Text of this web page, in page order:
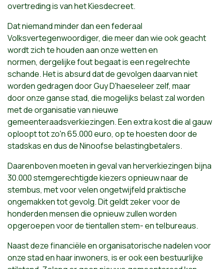
overtreding is van het Kiesdecreet.
Dat niemand minder dan een federaal
Volksvertegenwoordiger, die meer dan wie ook geacht
wordt zich te houden aan onze wetten en
normen, dergelijke fout begaat is een regelrechte
schande. Het is absurd dat de gevolgen daarvan niet
worden gedragen door Guy D'haeseleer zelf, maar
door onze ganse stad, die mogelijks belast zal worden
met de organisatie van nieuwe
gemeenteraadsverkiezingen. Een extra kost die al gauw
oploopt tot zo'n 65.000 euro, op te hoesten door de
stadskas en dus de Ninoofse belastingbetalers.
Daarenboven moeten in geval van herverkiezingen bijna
30.000 stemgerechtigde kiezers opnieuw naar de
stembus, met voor velen ongetwijfeld praktische
ongemakken tot gevolg. Dit geldt zeker voor de
honderden mensen die opnieuw zullen worden
opgeroepen voor de tientallen stem- en telbureaus.
Naast deze financiële en organisatorische nadelen voor
onze stad en haar inwoners, is er ook een bestuurlijke